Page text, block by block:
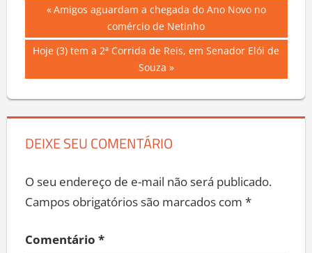
Navegação
de
Previous
Amigos aguardam a chegada do Ano Novo no
comércio de Netinho
Next
Hoje (3) tem a 2ª Corrida de Reis, em Senador Elói de
Souza
DEIXE SEU COMENTÁRIO
O seu endereço de e-mail não será publicado.
Campos obrigatórios são marcados com *
Comentário *